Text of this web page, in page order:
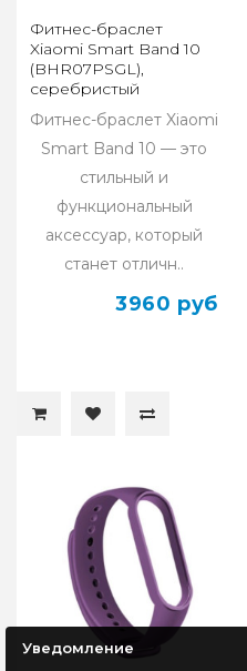
Фитнес-браслет
Xiaomi Smart Band 10
(BHR07PSGL),
серебристый
Фитнес-браслет Xiaomi
Smart Band 10 — это
стильный и
функциональный
аксессуар, который
станет отличн..
3960 руб
Уведомление